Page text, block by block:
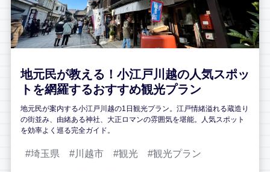
地元民が教える！小江戸川越の人気スポッ
トを網羅するおすすめ観光プラン
地元民が案内する小江戸川越の1日観光プラン。江戸情緒溢れる蔵造り
の街並み、由緒ある神社、大正ロマンの雰囲気を堪能。人気スポット
を効率よく巡る完全ガイド。
埼玉県 川越市 観光 観光プラン